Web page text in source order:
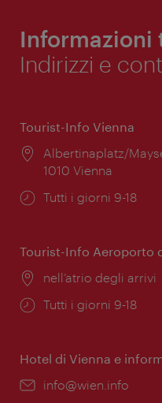
Informazioni
Indirizzi e
Tourist-Info Vienna
Posizione:
Albertinaplatz/
1010 Vienna
Orari
Tutti i giorni 9-18
Tourist-Info Aeroporto
Posizione:
nell’atrio degli arrivi
Orari
Tutti i giorni 9-18
Hotel di Vienna e
Email:
info@wien.info